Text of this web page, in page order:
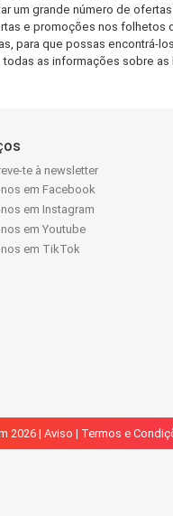
um grande número de
e promoções nos
para que possas encontrá-
todas as informações sobre
te à newsletter
em Facebook
em Instagram
em Youtube
em TikTok
2026 | Aviso | Termos e